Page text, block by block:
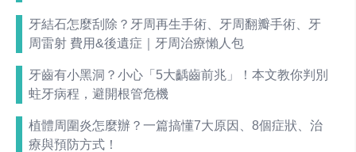
牙結石怎麼刮除？牙周再生手術、牙周翻瓣手術、牙
周雷射 費用&後遺症｜牙周治療懶人包
牙齒有小黑洞？小心「5大齲齒前兆」！本文教你判別
蛀牙病程，避開根管危機
植體周圍炎怎麼辦？一篇搞懂7大原因、8個症狀、治
療與預防方式！